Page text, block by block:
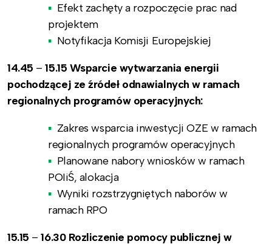
Efekt zachęty a rozpoczęcie prac nad
projektem
Notyfikacja Komisji Europejskiej
14.45 – 15.15 Wsparcie wytwarzania energii
pochodzącej ze źródeł odnawialnych w ramach
regionalnych programów operacyjnych:
Zakres wsparcia inwestycji OZE w ramach
regionalnych programów operacyjnych
Planowane nabory wniosków w ramach
POIiŚ, alokacja
Wyniki rozstrzygniętych naborów w
ramach RPO
15.15 – 16.30 Rozliczenie pomocy publicznej w